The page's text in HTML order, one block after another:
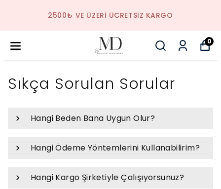
2500₺ VE ÜZERI ÜCRETSIZ KARGO
0
Sıkça Sorulan Sorular
Hangi Beden Bana Uygun Olur?
Hangi Ödeme Yöntemlerini Kullanabilirim?
Hangi Kargo Şirketiyle Çalışıyorsunuz?